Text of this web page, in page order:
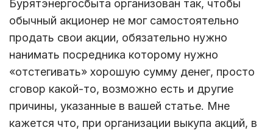
Бурятэнергосбыта организован так, чтобы
обычный акционер не мог самостоятельно
продать свои акции, обязательно нужно
нанимать посредника которому нужно
«отстегивать» хорошую сумму денег, просто
сговор какой-то, возможно есть и другие
причины, указанные в вашей статье. Мне
кажется что, при организации выкупа акций, в